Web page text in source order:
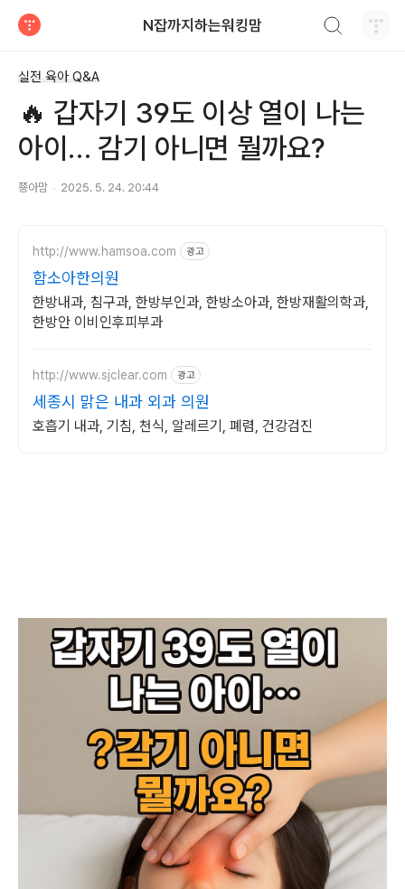
N잡까지하는워킹맘
실전 육아 Q&A
🔥 갑자기 39도 이상 열이 나는
아이… 감기 아니면 뭘까요?
쭁아맘 2025. 5. 24. 20:44
http://www.hamsoa.com 광고
함소아한의원
한방내과, 침구과, 한방부인과, 한방소아과, 한방재활의학과,
한방안 이비인후피부과
http://www.sjclear.com 광고
세종시 맑은 내과 외과 의원
호흡기 내과, 기침, 천식, 알레르기, 폐렴, 건강검진